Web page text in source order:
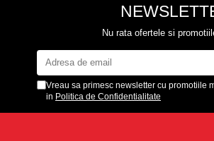
Nu rata ofertele si
Vreau sa primesc newsletter cu promotiile
in Politica de Confidentialitate